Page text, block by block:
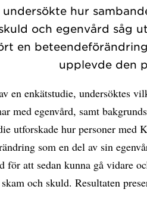
hur
och egenvård såg
en
upplevde den
en enkätstudie, undersöktes
med egenvård, samt
utforskade hur personer med
som en del av sin
för att sedan kunna gå vidare
och skuld. Resultaten